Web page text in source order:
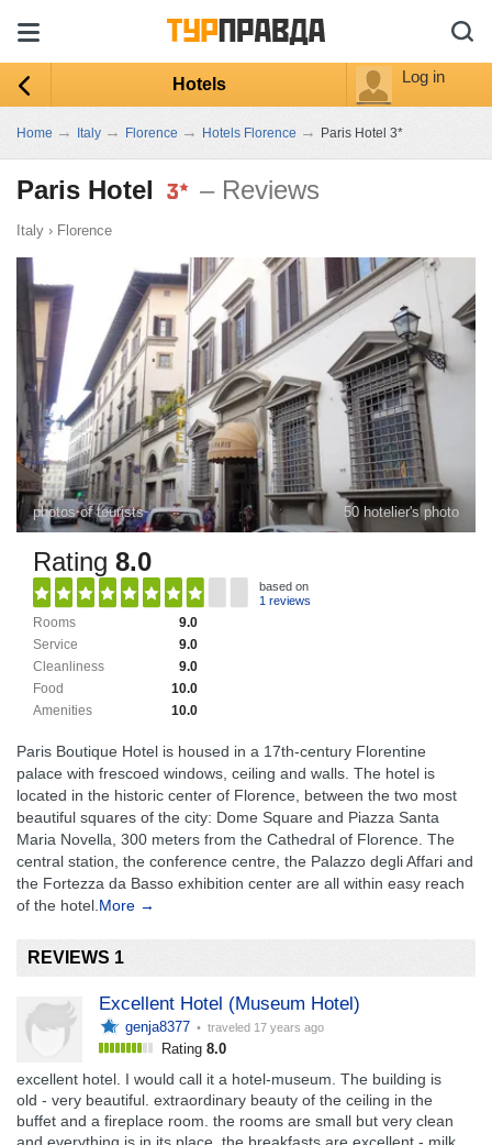
Hotels Log in
Home → Italy → Florence → Hotels Florence → Paris Hotel 3*
Paris Hotel – Reviews
Italy › Florence
photos of tourists 50 hotelier's photo
Rating 8.0
based on
1 reviews
9.0
Rooms
9.0
Service
9.0
Cleanliness
10.0
Food
10.0
Amenities
Paris Boutique Hotel is housed in a 17th-century Florentine
palace with frescoed windows, ceiling and walls. The hotel is
located in the historic center of Florence, between the two most
beautiful squares of the city: Dome Square and Piazza Santa
Maria Novella, 300 meters from the Cathedral of Florence. The
central station, the conference centre, the Palazzo degli Affari and
the Fortezza da Basso exhibition center are all within easy reach
of the hotel. More →
REVIEWS 1
Excellent Hotel (Museum Hotel)
genja8377 • traveled 17 years ago
Rating 8.0
excellent hotel. I would call it a hotel-museum. The building is
old - very beautiful. extraordinary beauty of the ceiling in the
buffet and a fireplace room. the rooms are small but very clean